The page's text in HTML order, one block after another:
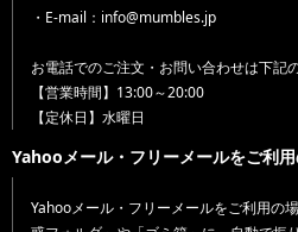
・E-mail：info@mumbles.jp
お電話でのご注文・お問い合わせは下記
【営業時間】13:00～20:00
【定休日】水曜日
Yahooメール・フリーメールをご利
Yahooメール・フリーメールをご利用の